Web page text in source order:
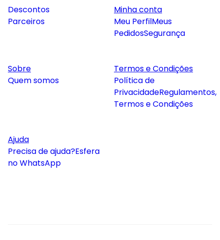
Descontos
Parceiros
Minha conta
Meu PerfilMeus
PedidosSegurança
Sobre
Quem somos
Termos e Condições
Política de
PrivacidadeRegulamentos,
Termos e Condições
Ajuda
Precisa de ajuda?Esfera
no WhatsApp